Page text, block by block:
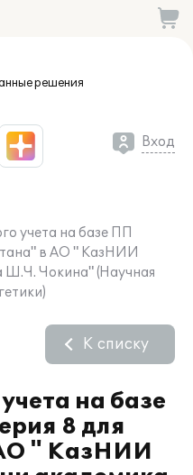
решения
Вход
учета на базе ПП
в АО " КазНИИ
Ш.Ч. Чокина" (Научная
на базе
8 для
" КазНИИ
К списку